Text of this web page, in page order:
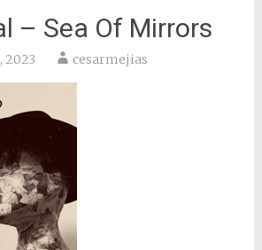
– Sea Of Mirrors
2023 cesarmejias